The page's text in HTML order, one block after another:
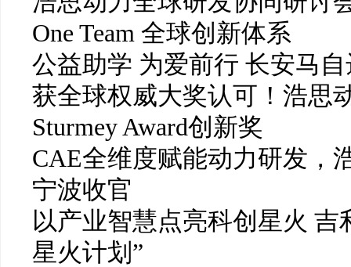
One Team 全球创新体系
公益助学 为爱前行 长安马
获全球权威大奖认可！浩思
Sturmey Award创新奖
CAE全维度赋能动力研发，
宁波收官
以产业智慧点亮科创星火
星火计划”